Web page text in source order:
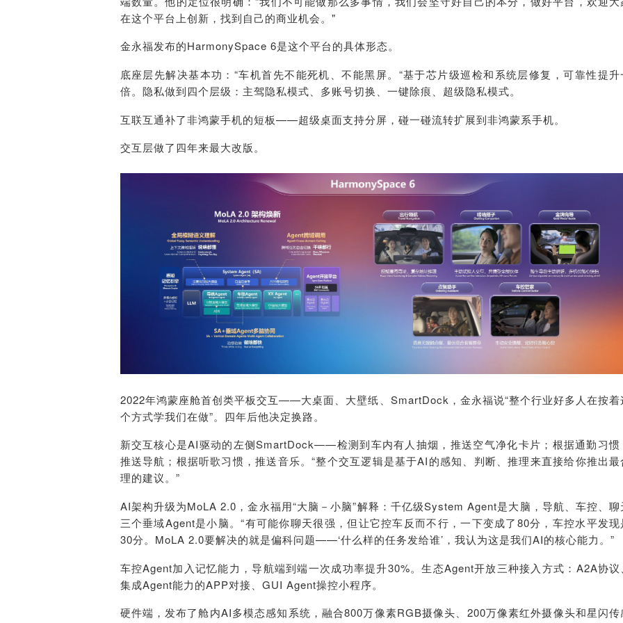
在这个平台上创新，找到自己的商业机会。"
金永福发布的HarmonySpace 6是这个平台的具体形态。
底座层先解决基本功：“车机首先不能死机、不能黑屏。“基于芯片级巡检和系统层修复，可靠性提升
倍。隐私做到四个层级： 主驾隐私模式、多账号切换、一键除痕、超级隐私模式。
互联互通补了非鸿蒙手机的短板——超级桌面支持分屏，碰一碰流转扩展到非鸿蒙系手机。
交互层做了四年来最大改版。
2022年鸿蒙座舱首创类平板交互——大桌面、大壁纸、 SmartDock ，金永福说“整个行业好多人在按
个方式学我们在做”。四年后他决定换路。
新交互核心是AI驱动的左侧SmartDock——检测到车内有人抽烟，推送空气净化卡片；根据通勤习惯
推送导航；根据听歌习惯，推送音乐。“整个交互逻辑是基于AI的感知、判断、推理来直接给你推出最
理的建议。”
AI架构升级为MoLA 2.0，金永福用“大脑－小脑”解释：千亿级System Agent是大脑，导航、车控、聊
三个垂域Agent是小脑。“有可能你聊天很强，但让它控车反而不行，一下变成了80分，车控水平发现
30分。 MoLA 2.0要解决的就是偏科问题——‘什么样的任务发给谁’，我认为这是我们AI的核心能力。”
车控Agent加入记忆能力，导航端到端一次成功率提升30%。生态Agent开放三种接入方式：A2A协议
集成Agent能力的APP对接、GUI Agent操控小程序。
硬件端，发布了舱内AI多模态感知系统，融合800万像素RGB摄像头、200万像素红外摄像头和星闪